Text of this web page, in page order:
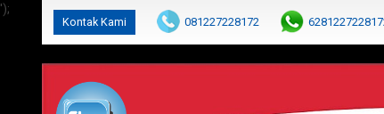
');
Kontak Kami 081227228172